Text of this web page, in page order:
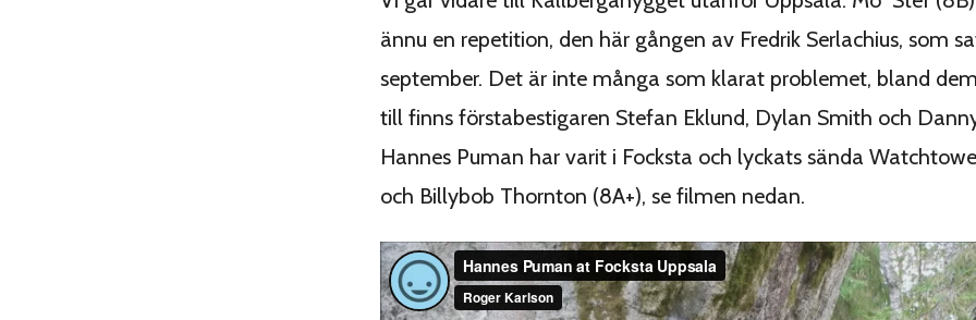
ännu en repetition, den här gången av Fredrik Serlachius, som
september. Det är inte många som klarat problemet, bland
till finns förstabestigaren Stefan Eklund, Dylan Smith och
Hannes Puman har varit i Focksta och lyckats sända
och Billybob Thornton (8A+), se filmen nedan.